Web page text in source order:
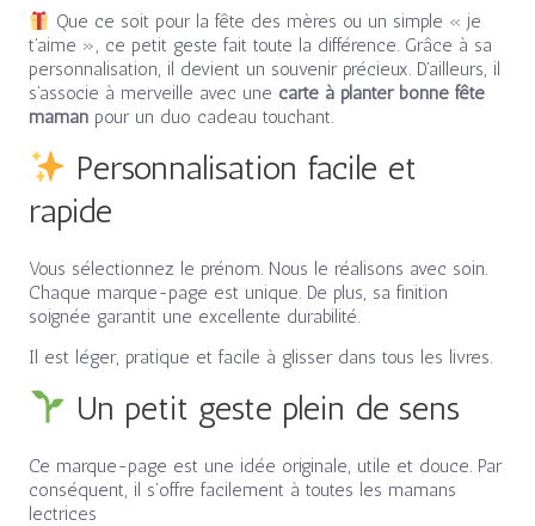
Que ce soit pour la fête des mères ou un simple « je
t’aime », ce petit geste fait toute la différence. Grâce à sa
personnalisation, il devient un souvenir précieux. D’ailleurs, il
s’associe à merveille avec une carte à planter bonne fête
mamanpour un duo cadeau touchant.
Personnalisation facile et
rapide
Vous sélectionnez le prénom. Nous le réalisons avec soin.
Chaque marque-page est unique. De plus, sa finition
soignée garantit une excellente durabilité.
Il est léger, pratique et facile à glisser dans tous les livres.
Un petit geste plein de sens
Ce marque-page est une idée originale, utile et douce. Par
conséquent, il s’offre facilement à toutes les mamans
lectrices